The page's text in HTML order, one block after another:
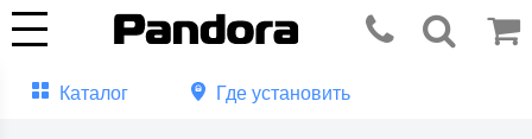
Каталог Где установить